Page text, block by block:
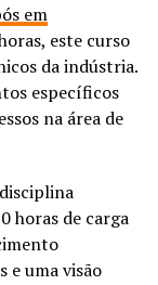
em
este curso
da indústria.
específicos
na área de
horas de carga
e uma visão